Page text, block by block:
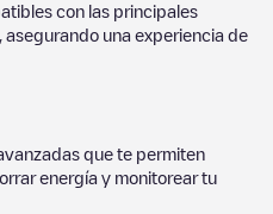
con las principales
una experiencia de
que te permiten
energía y monitorear tu